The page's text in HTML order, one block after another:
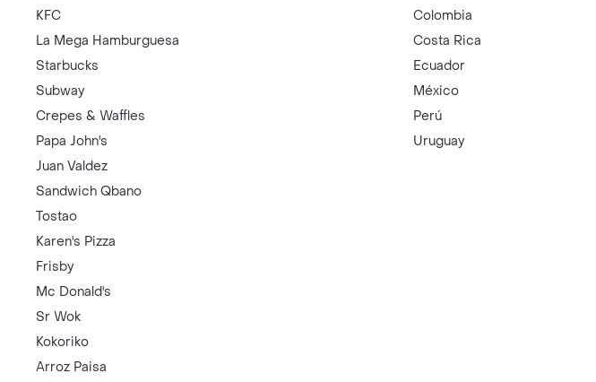
KFC
La Mega Hamburguesa
Starbucks
Subway
Crepes & Waffles
Papa John's
Juan Valdez
Sandwich Qbano
Tostao
Karen's Pizza
Frisby
Mc Donald's
Sr Wok
Kokoriko
Arroz Paisa
Colombia
Costa Rica
Ecuador
México
Perú
Uruguay